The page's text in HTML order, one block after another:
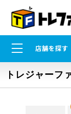
店舗を探す
トレジャーフ